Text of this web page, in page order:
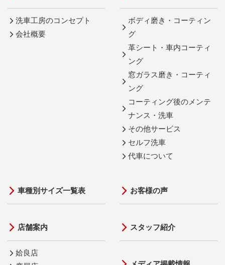
洗車工房のコンセプト
会社概要
ボディ磨き・コーティン
グ
革シート・車内コーティ
ング
窓ガラス磨き・コーティ
ング
コーティング後のメンテ
ナンス・洗車
その他サービス
セルフ洗車
代車について
車種別サイズ一覧表
店舗案内
姶良店
お客様の声
スタッフ紹介